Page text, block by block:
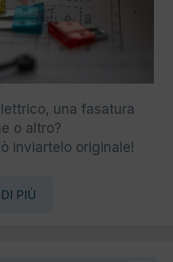
una fasatura
o altro?
inviartelo originale!
PIÙ